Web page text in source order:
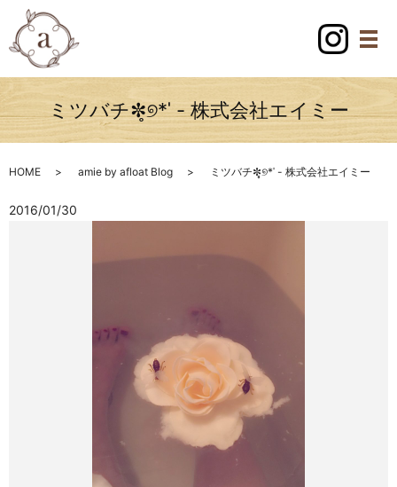
ミツバチ✼̥୭*ˈ - 株式会社エイミー
HOME amie by afloat Blog ミツバチ✼̥୭*ˈ - 株式会社エイミー
2016/01/30